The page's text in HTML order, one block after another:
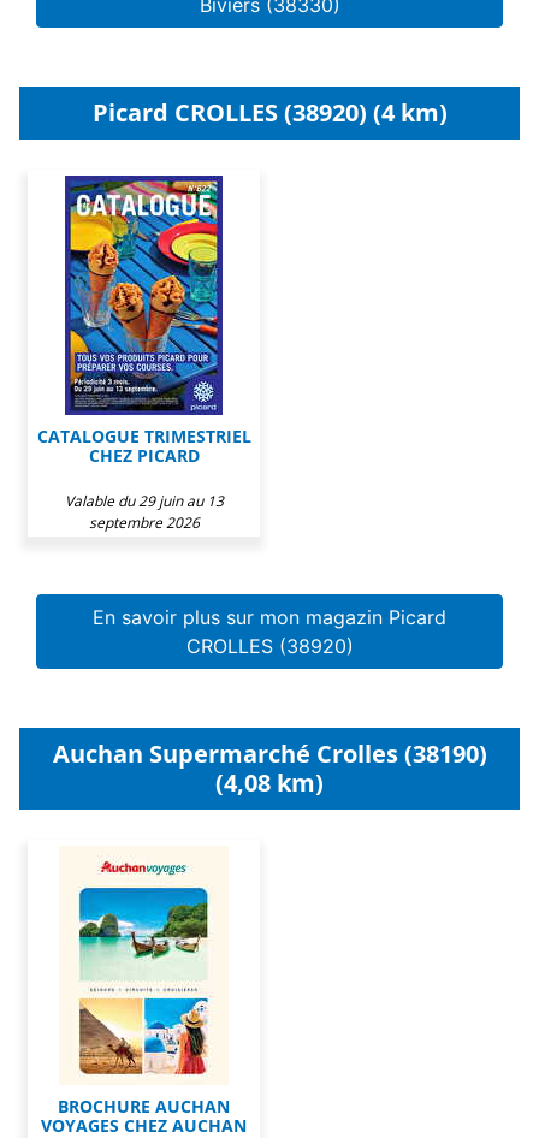
Picard CROLLES (38920) (4 km)
CATALOGUE TRIMESTRIEL
CHEZ PICARD
Valable du 29 juin au 13
septembre 2026
En savoir plus sur mon magazin Picard
CROLLES (38920)
Auchan Supermarché Crolles (38190)
(4,08 km)
BROCHURE AUCHAN
VOYAGES CHEZ AUCHAN